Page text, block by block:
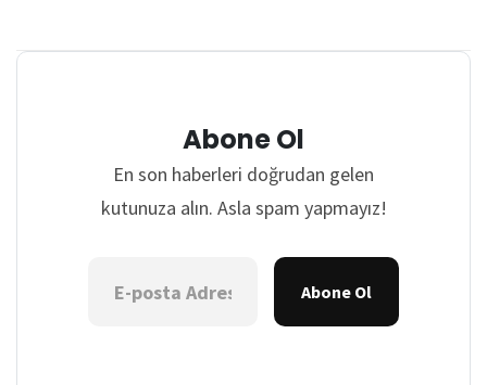
Abone Ol
En son haberleri doğrudan gelen
kutunuza alın. Asla spam yapmayız!
Abone Ol